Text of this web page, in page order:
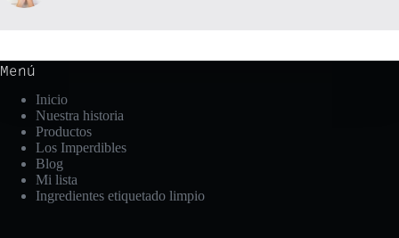
Menú
Inicio
Nuestra historia
Productos
Los Imperdibles
Blog
Mi lista
Ingredientes etiquetado limpio